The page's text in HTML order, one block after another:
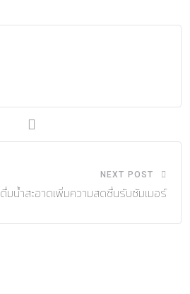
NEXT POST
ดื่มน้ำสะอาดเพิ่มความสดชื่นรับซัมเมอร์